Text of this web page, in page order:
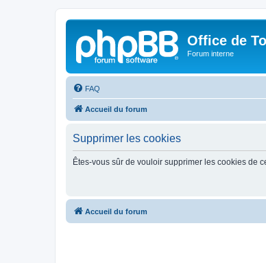
Office de
Forum interne
FAQ
Accueil du forum
Supprimer les cookies
Êtes-vous sûr de vouloir supprimer les cookies de
Accueil du forum